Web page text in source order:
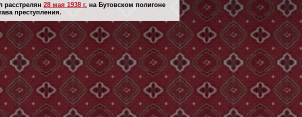
28 мая 1938 г. на Бутовском полигоне
преступления.